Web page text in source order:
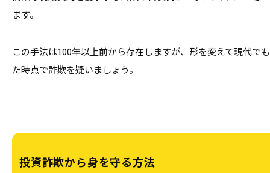
ます。
この手法は100年以上前から存在しますが、形を変えて現代
た時点で詐欺を疑いましょう。
投資詐欺から身を守る方法